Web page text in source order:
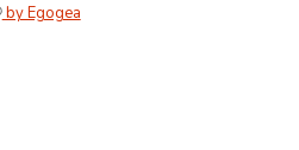
by Egogea